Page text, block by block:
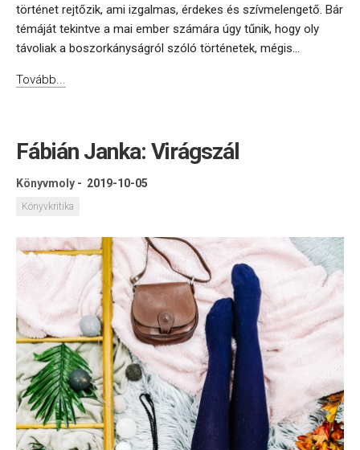
történet rejtőzik, ami izgalmas, érdekes és szívmelengető. Bár
témáját tekintve a mai ember számára úgy tűnik, hogy oly
távoliak a boszorkányságról szóló történetek, mégis...
Tovább...
Fábián Janka: Virágszál
Könyvmoly - 2019-10-05
Könyvkritika